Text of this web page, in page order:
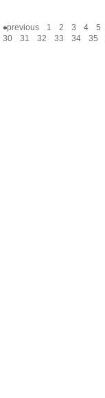
previous 1 2 3 4 5
30
31 32 33 34 35